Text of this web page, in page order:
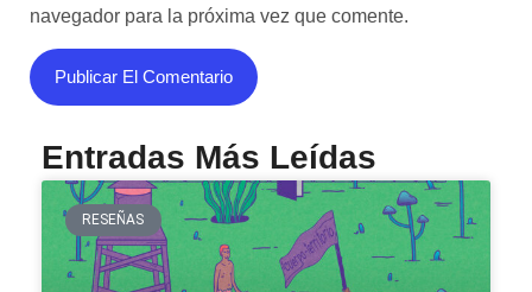
navegador para la próxima vez que comente.
Entradas Más Leídas
RESEÑAS